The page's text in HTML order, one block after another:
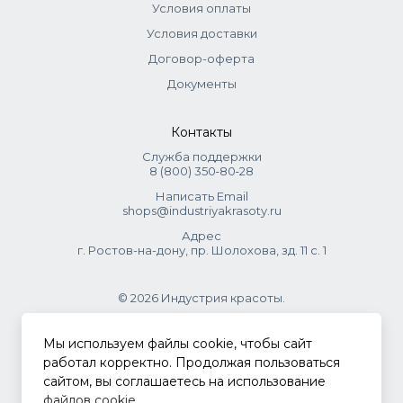
повреждение;
Запаивает секущиеся кончики;
Продлевает стойкость цвета;
Aqua (Water), Cetearyl Alcohol, Cetrimonium Chloride,
Erythritol, Behentrimonium chloride, Phenoxyethanol,
Parfum (Fragrance), Butyrospermum Parkii Butter
(Butyrospermum Parkii (Shea) Butter), Isopropyl Alcohol,
Hyaluronate, CI 14700 (FD&C RED 4).
Условия оплаты
Условия доставки
Договор-оферта
Документы
Контакты
Служба поддержки
8 (800) 350‑80‑28
Написать Email
shops@industriyakrasoty.ru
Адрес
г. Ростов-на-дону, пр. Шолохова, зд. 11 с. 1
© 2026 Индустрия красоты.
.
Политика конфиденциальности
Мы используем файлы cookie, чтобы сайт
работал корректно. Продолжая пользоваться
сайтом, вы соглашаетесь на использование